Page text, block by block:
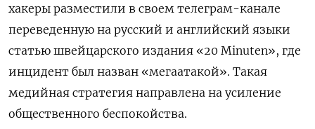
хакеры разместили в своем телеграм-канале
переведенную на русский и английский языки
статью швейцарского издания «20 Minuten», где
инцидент был назван «мегаатакой». Такая
медийная стратегия направлена на усиление
общественного беспокойства.